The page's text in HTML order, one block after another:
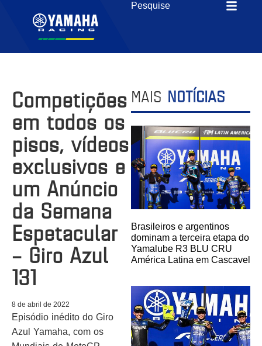
Competições
em todos os
pisos, vídeos
exclusivos e
um Anúncio
da Semana
Espetacular
– Giro Azul
131
8 de abril de 2022
Episódio inédito do Giro
Azul Yamaha, com os
MAIS NOTÍCIAS
Brasileiros e argentinos
dominam a terceira etapa do
Yamalube R3 BLU CRU
América Latina em Cascavel